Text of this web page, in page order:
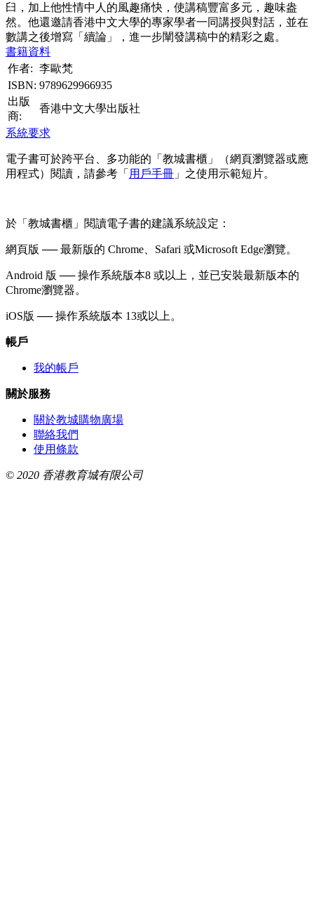
臼，加上他性情中人的風趣痛快，使講稿豐富多元，趣味盎
然。他還邀請香港中文大學的專家學者一同講授與對話，並在
數講之後增寫「續論」，進一步闡發講稿中的精彩之處。
書籍資料
作者: 李歐梵
ISBN: 9789629966935
出版
商:
香港中文大學出版社
系統要求
電子書可於跨平台、多功能的「教城書櫃」（網頁瀏覽器或應
用程式）閱讀，請參考「 用戶手冊 」之使用示範短片。
於「教城書櫃」閱讀電子書的建議系統設定：
網頁版 ── 最新版的 Chrome、Safari 或Microsoft Edge瀏覽。
Android 版 ── 操作系統版本8 或以上，並已安裝最新版本的
Chrome瀏覽器。
iOS版 ── 操作系統版本 13或以上。
帳戶
我的帳戶
關於服務
關於教城購物廣場
聯絡我們
使用條款
© 2020 香港教育城有限公司